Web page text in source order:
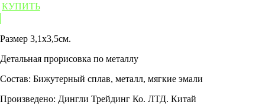
КУПИТЬ
Размер 3,1х3,5см.
Детальная прорисовка по металлу
Состав: Бижутерный сплав, металл, мягкие эмали
Произведено: Дингли Трейдинг Ко. ЛТД. Китай